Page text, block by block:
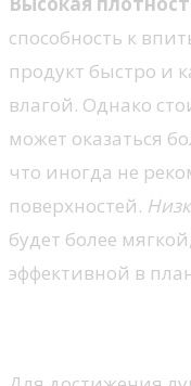
способность к
продукт быстро и
влагой. Однако
может оказаться
что иногда не
поверхностей.
будет более
эффективной в